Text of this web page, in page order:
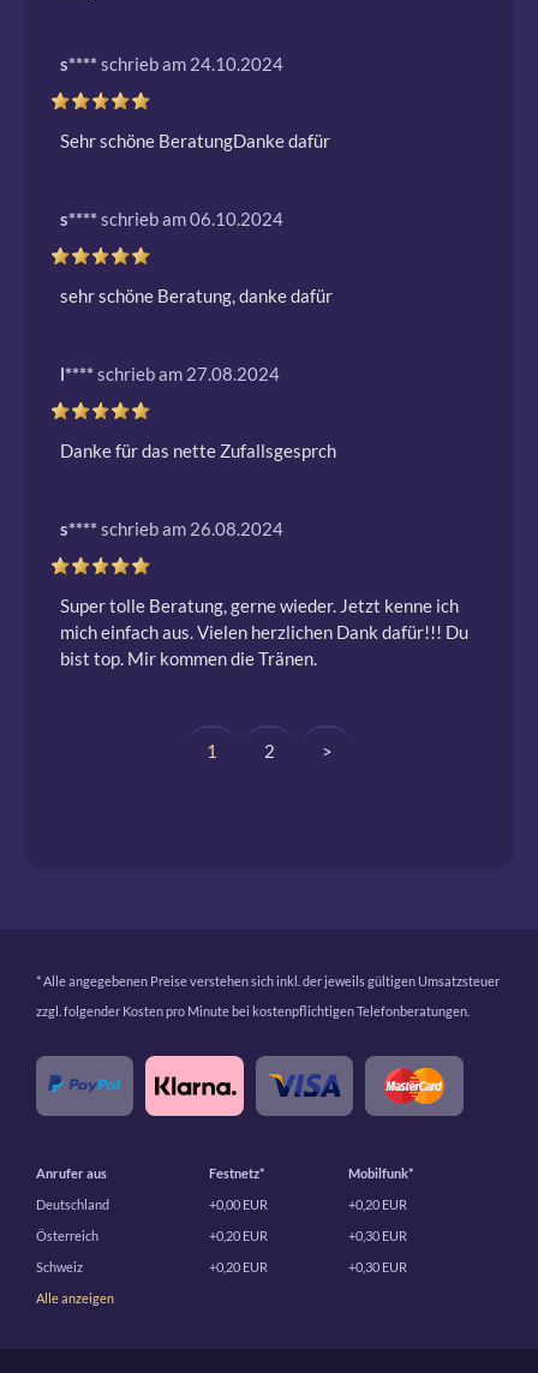
s****schrieb am 24.10.2024
Sehr schöne BeratungDanke dafür
s****schrieb am 06.10.2024
sehr schöne Beratung, danke dafür
l****schrieb am 27.08.2024
Danke für das nette Zufallsgesprch
s****schrieb am 26.08.2024
Super tolle Beratung, gerne wieder. Jetzt kenne ich
mich einfach aus. Vielen herzlichen Dank dafür!!! Du
bist top. Mir kommen die Tränen.
1 2 >
* Alle angegebenen Preise verstehen sich inkl. der jeweils gültigen Umsatzsteuer
zzgl. folgender Kosten pro Minute bei kostenpflichtigen Telefonberatungen.
Anrufer aus Festnetz*
Mobilfunk*
Deutschland
+0,00 EUR
+0,20 EUR
Österreich
+0,20 EUR
+0,30 EUR
Schweiz
+0,20 EUR
+0,30 EUR
Alle anzeigen